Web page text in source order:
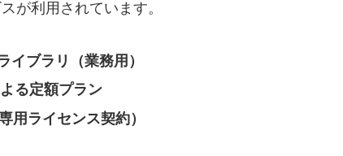
が利用されています。
イブラリ（業務用）
る定額プラン
用ライセンス契約）